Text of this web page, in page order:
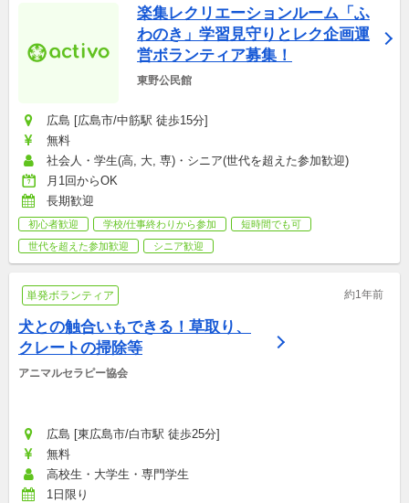
楽集レクリエーションルーム「ふ
わのき」学習見守りとレク企画運
営ボランティア募集！
東野公民館
広島 [広島市/中筋駅 徒歩15分]
無料
社会人・学生(高, 大, 専)・シニア(世代を超えた参加歓迎)
月1回からOK
長期歓迎
初心者歓迎 学校/仕事終わりから参加
短時間でも可
世代を超えた参加歓迎
シニア歓迎
単発ボランティア 約1年前
犬との触合いもできる！草取り、
クレートの掃除等
アニマルセラピー協会
広島 [東広島市/白市駅 徒歩25分]
無料
高校生・大学生・専門学生
1日限り